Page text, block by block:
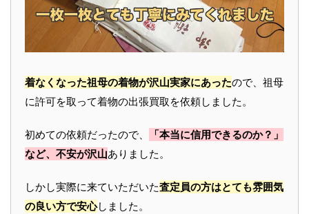
着なくなった祖母の着物が沢山実家にあったので、祖母
に許可を取って着物の出張買取を依頼しました。
初めての依頼だったので、
「本当に信用できるのか？」
など、不安が沢山ありました。
しかし実際に来ていただいた査定員の方はとても雰囲気
の良い方で安心しました。